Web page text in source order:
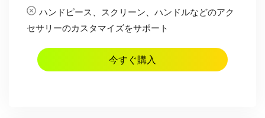
ハンドピース、スクリーン、ハンドルなどのアク
セサリーのカスタマイズをサポート
今すぐ購入